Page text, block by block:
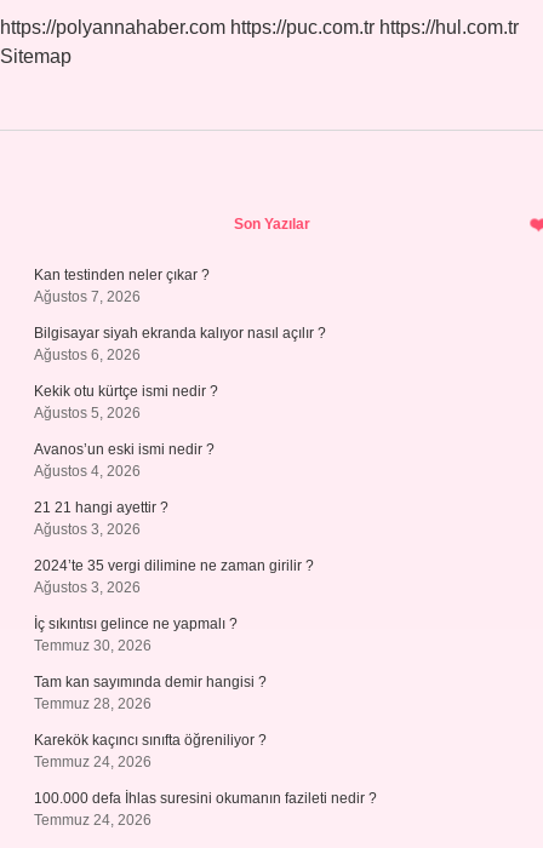
https://polyannahaber.com https://puc.com.tr https://hul.com.tr
Sitemap
Son Yazılar
Kan testinden neler çıkar ?
Ağustos 7, 2026
Bilgisayar siyah ekranda kalıyor nasıl açılır ?
Ağustos 6, 2026
Kekik otu kürtçe ismi nedir ?
Ağustos 5, 2026
Avanos’un eski ismi nedir ?
Ağustos 4, 2026
21 21 hangi ayettir ?
Ağustos 3, 2026
2024’te 35 vergi dilimine ne zaman girilir ?
Ağustos 3, 2026
İç sıkıntısı gelince ne yapmalı ?
Temmuz 30, 2026
Tam kan sayımında demir hangisi ?
Temmuz 28, 2026
Karekök kaçıncı sınıfta öğreniliyor ?
Temmuz 24, 2026
100.000 defa İhlas suresini okumanın fazileti nedir ?
Temmuz 24, 2026